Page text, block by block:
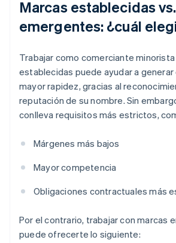
Marcas establecidas
emergentes: ¿cuál
Trabajar como comerciante
establecidas puede ayudar a
mayor rapidez, gracias al
reputación de su nombre. Sin
conlleva requisitos más estrictos,
Márgenes más bajos
Mayor competencia
Obligaciones contractuales más
Por el contrario, trabajar con marcas
puede ofrecerte lo siguiente: